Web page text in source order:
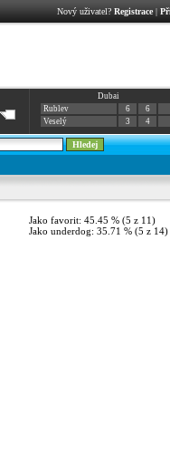
Nový uživatel? Registrace|
Dubai
Rublev
6
6
Veselý
3 4
Jako favorit: 45.45 % (5 z 11)
Jako underdog: 35.71 % (5 z 14)